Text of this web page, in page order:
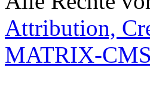
Attribution,
MATRIX-CMS